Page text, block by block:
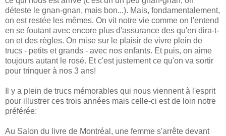
déteste le gnan-gnan, mais bon...). Mais, fondamentalement,
on est restée les mêmes. On vit notre vie comme on l'entend
en se foutant avec encore plus d'assurance des qu'en dira-t-
on et des règles. On mise sur le plaisir de vivre plein de
trucs - petits et grands - avec nos enfants. Et puis, on aime
toujours autant le rosé. Et c'est justement ce qu'on va sortir
pour trinquer à nos 3 ans!
Il y a plein de trucs mémorables qui nous viennent à l'esprit
pour illustrer ces trois années mais celle-ci est de loin notre
préférée:
Au Salon du livre de Montréal, une femme s'arrête devant